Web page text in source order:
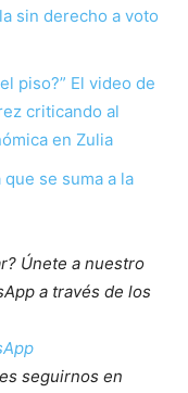
sin derecho a voto
piso?” El video de
criticando al
en Zulia
se suma a la
Únete a nuestro
a través de los
seguirnos en